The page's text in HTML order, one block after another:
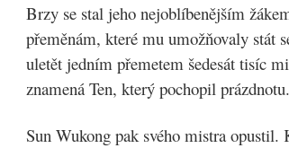
Brzy se stal jeho nejoblíbenějším
přeměnám, které mu umožňovaly stát
uletět jedním přemetem šedesát tisíc
znamená Ten, který pochopil prázdnotu.
Sun Wukong pak svého mistra opustil.